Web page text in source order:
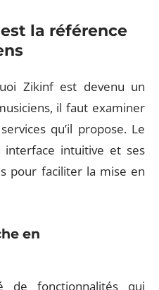
la référence
Zikinf est devenu un
il faut examiner
qu’il propose. Le
intuitive et ses
pour faciliter la mise en
en
de fonctionnalités qui